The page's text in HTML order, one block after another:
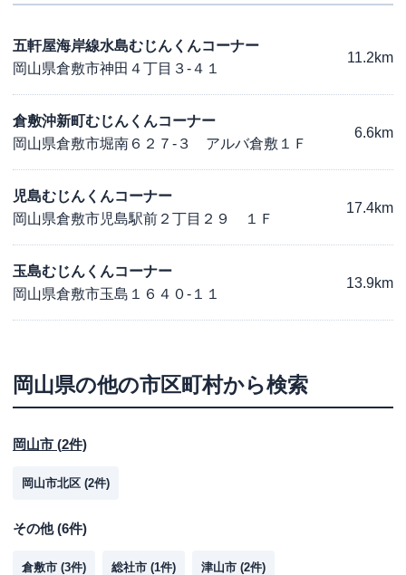
五軒屋海岸線水島むじんくんコーナー
岡山県倉敷市神田４丁目３-４１
11.2km
倉敷沖新町むじんくんコーナー
岡山県倉敷市堀南６２７-３ アルバ倉敷１Ｆ
6.6km
児島むじんくんコーナー
岡山県倉敷市児島駅前２丁目２９ １Ｆ
17.4km
玉島むじんくんコーナー
岡山県倉敷市玉島１６４０-１１
13.9km
岡山県の他の市区町村から検索
岡山市 (2件)
岡山市北区 (2件)
その他(6件)
倉敷市 (3件) 総社市 (1件) 津山市 (2件)